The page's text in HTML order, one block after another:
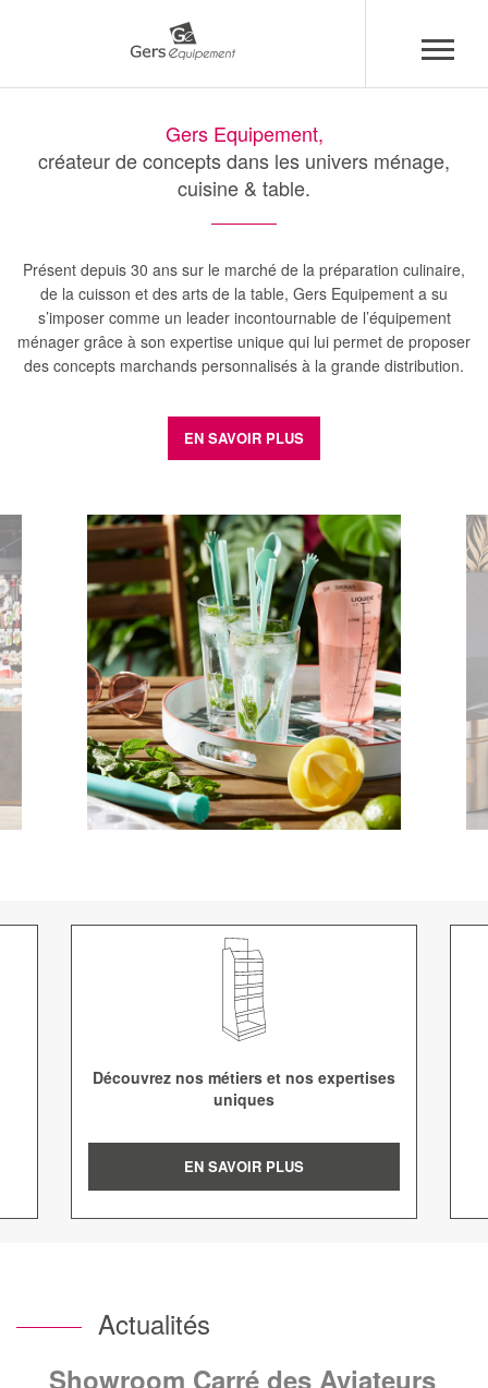
principal
Gers Equipement,
créateur de concepts dans les univers ménage,
cuisine & table.
Présent depuis 30 ans sur le marché de la préparation culinaire,
de la cuisson et des arts de la table, Gers Equipement a su
s’imposer comme un leader incontournable de l’équipement
ménager grâce à son expertise unique qui lui permet de proposer
des concepts marchands personnalisés à la grande distribution.
EN SAVOIR PLUS
Découvrez nos métiers et nos expertises
uniques
EN SAVOIR PLUS
Actualités
Showroom Carré des Aviateurs